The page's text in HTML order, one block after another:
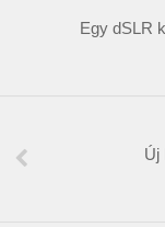
Egy dSLR
Új